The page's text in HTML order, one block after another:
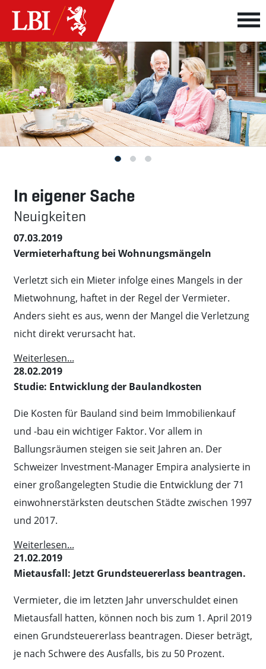
In eigener Sache
Neuigkeiten
07.03.2019
Vermieterhaftung bei Wohnungsmängeln
Verletzt sich ein Mieter infolge eines Mangels in der
Mietwohnung, haftet in der Regel der Vermieter.
Anders sieht es aus, wenn der Mangel die Verletzung
nicht direkt verursacht hat.
Weiterlesen...
28.02.2019
Studie: Entwicklung der Baulandkosten
Die Kosten für Bauland sind beim Immobilienkauf
und -bau ein wichtiger Faktor. Vor allem in
Ballungsräumen steigen sie seit Jahren an. Der
Schweizer Investment-Manager Empira analysierte in
einer großangelegten Studie die Entwicklung der 71
einwohnerstärksten deutschen Städte zwischen 1997
und 2017.
Weiterlesen...
21.02.2019
Mietausfall: Jetzt Grundsteuererlass beantragen.
Vermieter, die im letzten Jahr unverschuldet einen
Mietausfall hatten, können noch bis zum 1. April 2019
einen Grundsteuererlass beantragen. Dieser beträgt,
je nach Schwere des Ausfalls, bis zu 50 Prozent.